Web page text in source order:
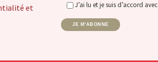
et
J’ai lu et je suis d’accord avec
JE M'ABONNE